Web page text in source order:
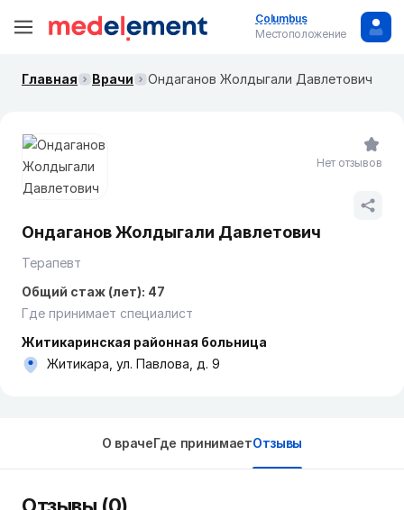
Columbus
Местоположение
Главная Врачи Ондаганов Жолдыгали Давлетович
Ондаганов Жолдыгали Давлетович
Терапевт
Общий стаж (лет): 47
Где принимает специалист
Житикаринская районная больница
Житикара, ул. Павлова, д. 9
Нет отзывов
О врачеГде принимаетОтзывы